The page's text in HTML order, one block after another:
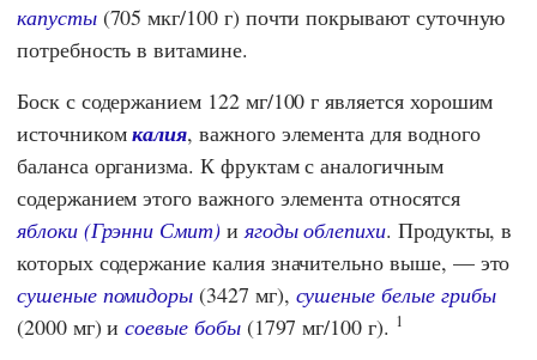
капусты(705 мкг/100 г) почти покрывают суточную
потребность в витамине.
Боск с содержанием 122 мг/100 г является хорошим
источникомкалия, важного элемента для водного
баланса организма. К фруктам с аналогичным
содержанием этого важного элемента относятся
яблоки (Грэнни Смит)и ягоды облепихи. Продукты, в
которых содержание калия значительно выше, — это
сушеные помидоры (3427 мг), сушеные белые грибы
(2000 мг) исоевые бобы(1797 мг/100 г). 1